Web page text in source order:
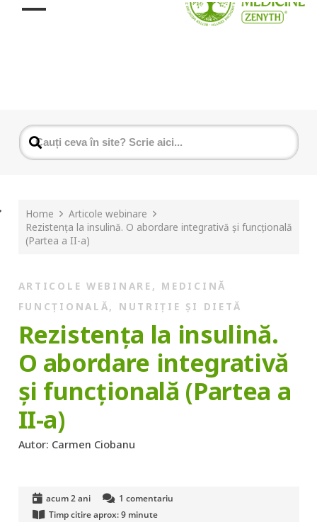
Home
Articole webinare
Rezistența la insulină. O abordare integrativă și funcțională
(Partea a II-a)
ARTICOLE WEBINARE , MEDICINĂ
FUNCȚIONALĂ, NUTRIȚIE ȘI DIETĂ
Rezistența la insulină.
O abordare integrativă
și funcțională (Partea a
II-a)
Autor: Carmen Ciobanu
acum 2 ani 1 comentariu
Timp citire aprox: 9 minute